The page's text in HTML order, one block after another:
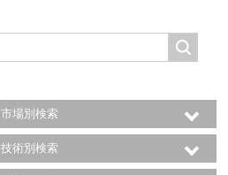
市場別検索
技術別検索